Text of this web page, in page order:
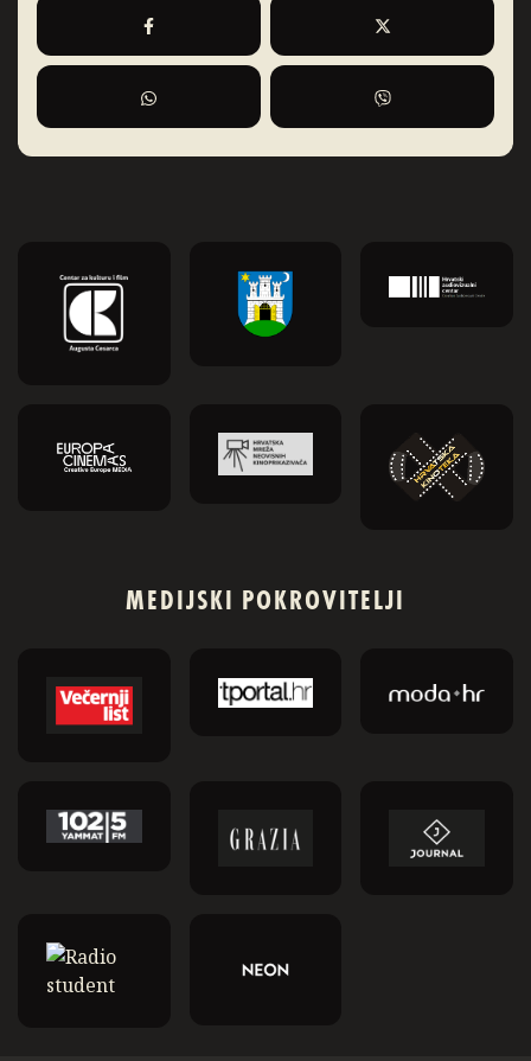
MEDIJSKI POKROVITELJI